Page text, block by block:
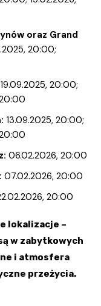
oraz Grand
20:00;
19.09.2025, 20:00;
13.09.2025, 20:00;
06.02.2026, 20:00
07.02.2026, 20:00
20:00
lokalizacje –
w zabytkowych
i atmosfera
przeżycia.